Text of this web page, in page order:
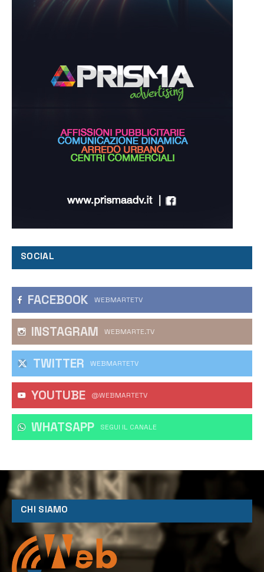
SOCIAL
FACEBOOK WEBMARTETV
INSTAGRAM WEBMARTE.TV
TWITTER WEBMARTETV
YOUTUBE @WEBMARTETV
WHATSAPP ‎SEGUI IL CANALE
CHI SIAMO